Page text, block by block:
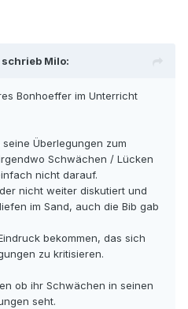
schrieb Milo:
Bonhoeffer im Unterricht
Überlegungen zum
Schwächen / Lücken
nicht darauf.
nicht weiter diskutiert und
im Sand, auch die Bib gab
bekommen, das sich
zu kritisieren.
ob ihr Schwächen in seinen
seht.